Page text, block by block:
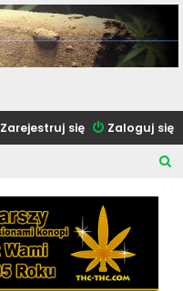
Zaloguj się
Zarejestruj się